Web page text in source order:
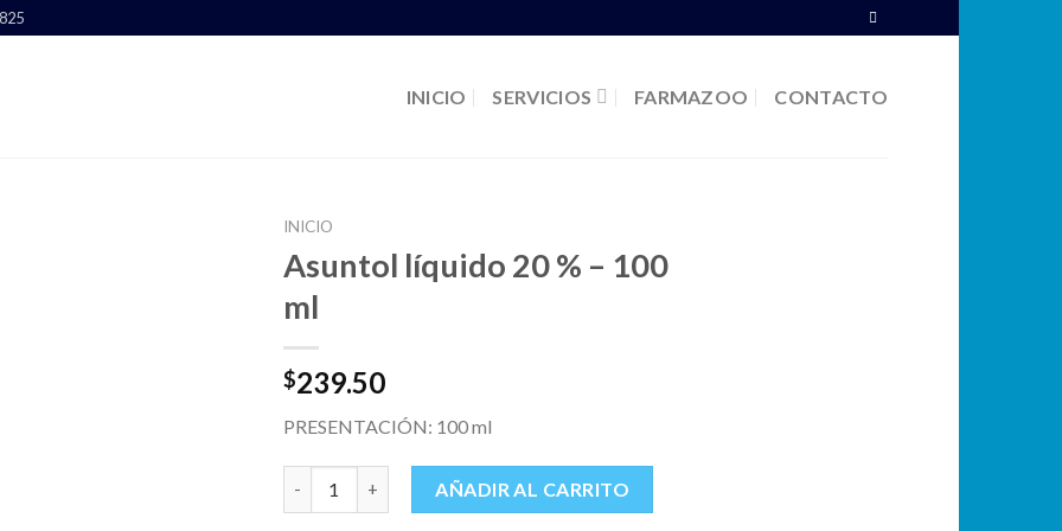
INICIO SERVICIOS FARMAZOO CONTACTO
INICIO
Asuntol líquido 20 % – 100
ml
$239.50
PRESENTACIÓN: 100 ml
Asuntol líquido 20 % - 100 ml cantidad
AÑADIR AL CARRITO